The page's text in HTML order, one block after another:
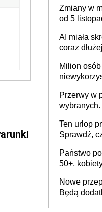
Zmiany w
od 5
Ustaw
AI miała
coraz
Milion
stronie
Przerwy w
Ten urlop
Sprawdź,
Państwo
50+,
osoby
na rzecz
Nowe
Będą